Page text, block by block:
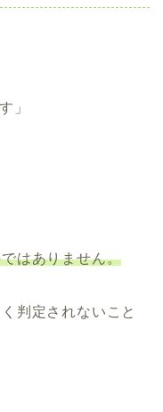
」
はありません。
判定されないこと